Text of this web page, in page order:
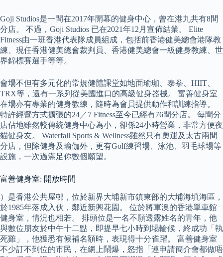
Goji Studios是一間在2017年開幕的健身中心，曾在港九共有8間
分店。 不過，Goji Studios 已在2021年12月宣佈結業。 Elite
Fitness由一班香港代表隊成員組成，包括前香港健美總會港隊教
練、現任香港健美總會裁判員、香港健美總會一級健身教練、世
界錦標賽選手等等。
會場不但有多元化的常規健體課堂如地面瑜珈、泰拳、HIIT、
TRX等，還有一系列從美國進口的高級健身器械。 富善健身室
在場亦有專業的健身教練，隨時為會員提供動作和訓練指導。
特許經營方式擴張的24／7 Fitness至今已經有76間分店。 每間分
店佔地雖然較傳統健身中心為小，卻係24小時營業，非常方便夜
貓健身友。 Waterfall Sports & Wellness雖然只有奧運及太古兩間
分店，但除健身及瑜伽外，更有Golf練習場、泳池、羽毛球場等
設施，一次過滿足你數個願望。
富善健身室: 開放時間
）是香港公共屋邨，位於新界大埔新市鎮東部的大埔海填海區，
於1985年落成入伙，鄰近新興花園。 位於將軍澳的香港單車館
健身室，情況也相若。 排頭位是一名不願透露姓名的青年，他
與數位朋友於中午十二點，即提早七小時到場輪候，終成功「執
死雞」，他獲悉有候補名額時，表現得十分雀躍。 富善健身室
不少訂不到位的市民，在網上鬧爆，怒指「連申請簡介會都做唔